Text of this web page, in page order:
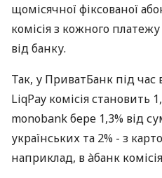
щомісячної фіксованої
комісія з кожного
від банку.
Так, у ПриватБанк під
LiqPay комісія становить
monobank бере 1,3% від
українських та 2% - з
наприклад, в àбанк